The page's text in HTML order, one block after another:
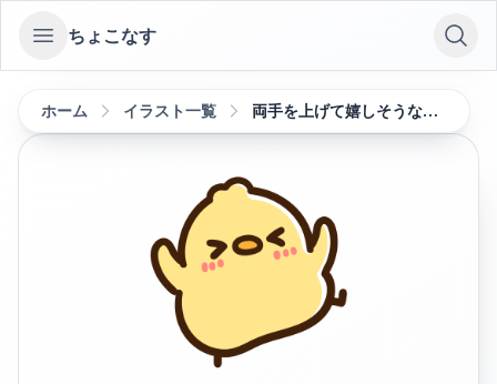
Open sidebar
ちょこなす
ホーム イラスト一覧 両手を上げて嬉しそうなひよこ